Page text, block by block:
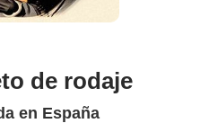
de rodaje
en España